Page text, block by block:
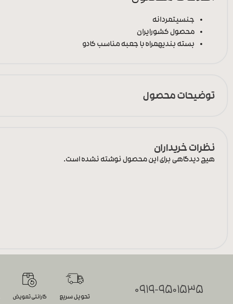
جنسیتمردانه
محصول کشورایران
بسته بندیهمراه با جعبه مناسب کادو
توضیحات محصول
نظرات خریداران
هیچ دیدگاهی برای این محصول نوشته نشده است.
0919-9501535 تحویل سریع گارانتی تعویض